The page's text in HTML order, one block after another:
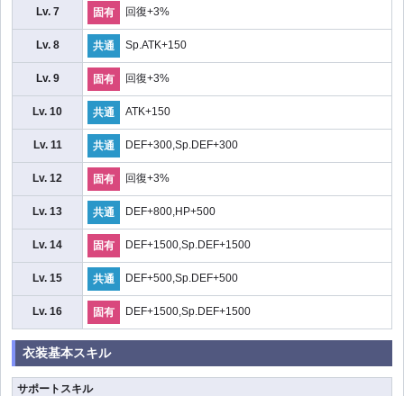
Lv. 7 固有 回復+3%
Lv. 8 共通 Sp.ATK+150
Lv. 9 固有 回復+3%
Lv. 10 共通 ATK+150
Lv. 11 共通 DEF+300,Sp.DEF+300
Lv. 12 固有 回復+3%
Lv. 13 共通 DEF+800,HP+500
Lv. 14 固有 DEF+1500,Sp.DEF+1500
Lv. 15 共通 DEF+500,Sp.DEF+500
Lv. 16 固有 DEF+1500,Sp.DEF+1500
衣装基本スキル
サポートスキル